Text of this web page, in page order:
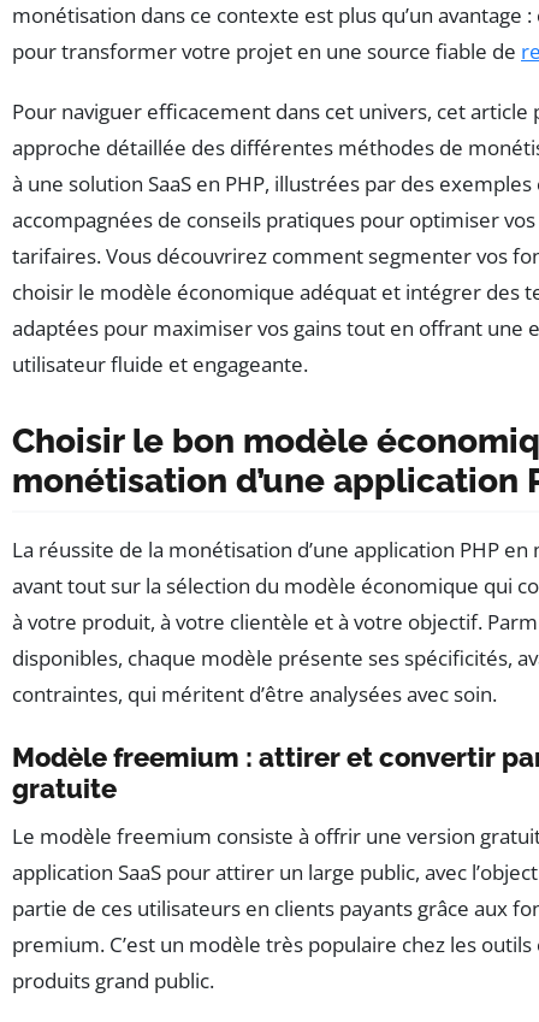
monétisation dans ce contexte est plus qu’un avantage :
pour transformer votre projet en une source fiable de
Pour naviguer efficacement dans cet univers, cet article
approche détaillée des différentes méthodes de
à une solution SaaS en PHP, illustrées par des
accompagnées de conseils pratiques pour optimiser
tarifaires. Vous découvrirez comment segmenter vos
choisir le modèle économique adéquat et intégrer des
adaptées pour maximiser vos gains tout en offrant une
utilisateur fluide et engageante.
Choisir le bon modèle
monétisation d’une application
La réussite de la monétisation d’une application PHP en
avant tout sur la sélection du modèle économique qui
à votre produit, à votre clientèle et à votre objectif.
disponibles, chaque modèle présente ses spécificités,
contraintes, qui méritent d’être analysées avec soin.
Modèle freemium : attirer et convertir
gratuite
Le modèle freemium consiste à offrir une version
application SaaS pour attirer un large public, avec
partie de ces utilisateurs en clients payants grâce aux
premium. C’est un modèle très populaire chez les
produits grand public.